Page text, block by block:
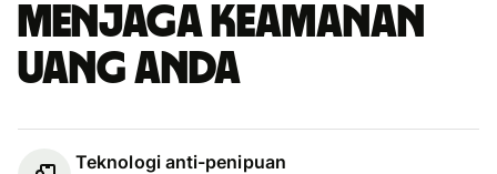
Menjaga keamanan
uang Anda
Teknologi anti-penipuan